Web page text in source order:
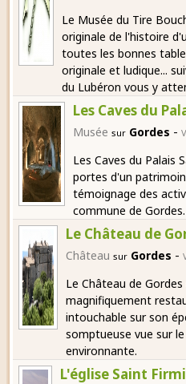
Le Musée du Tire
originale de l'histoire
toutes les bonnes
originale et ludique...
du Lubéron vous y
Les Caves du
Musée sur Gordes -
Les Caves du Palais
portes d'un
témoignage des
commune de Gordes.
Le Château de
Château sur Gordes -
Le Château de
magnifiquement
intouchable sur son
somptueuse vue sur
environnante.
L'église Saint